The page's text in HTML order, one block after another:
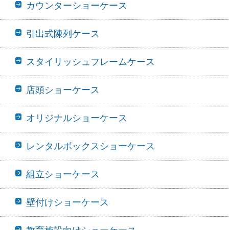
カウンターショーケース
引出式陳列ケース
スタイリッシュフレームケース
店頭ショーケース
オリジナルショーケース
レンタルボックスショーケース
組立ショーケース
壁付けショーケース